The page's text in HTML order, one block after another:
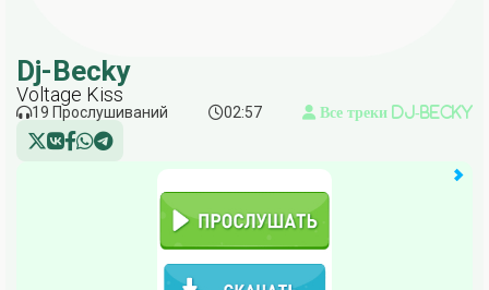
Dj-Becky
Voltage Kiss
19 Прослушиваний 02:57 Все треки Dj-Becky